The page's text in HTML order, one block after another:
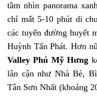
tầm nhìn panorama
chỉ mất 5-10 phút di
các tuyến đường huyết
Huỳnh Tấn Phát. Hơn
Valley Phú Mỹ Hưng
lân cận như Nhà Bè,
Tân Sơn Nhất (khoảng